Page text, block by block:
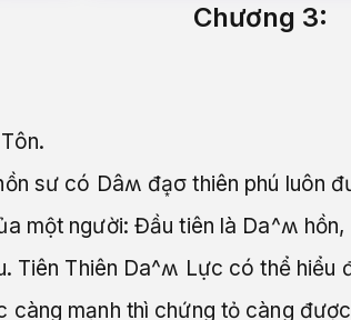
Chương 3:
sư có Dâʍ đa͙σ thiên phú luôn
một người: Đầu tiên là Da^ʍ
Tiên Thiên Da^ʍ Lực có thể
mạnh thì chứng tỏ càng